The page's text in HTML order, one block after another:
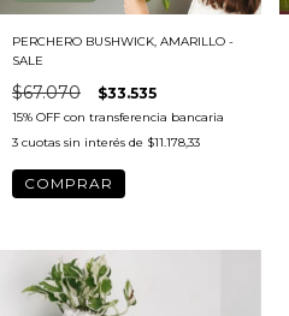
PERCHERO BUSHWICK, AMARILLO -
SALE
$67.070 $33.535
3 cuotas sin interés de $11.178,33